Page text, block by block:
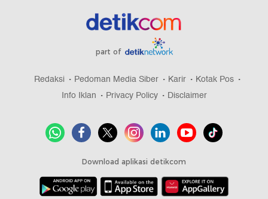
part of
Redaksi Pedoman Media Siber Karir
Kotak Pos
Info Iklan
Privacy Policy Disclaimer
Download aplikasi detikcom